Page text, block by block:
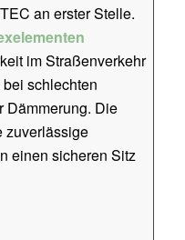
an erster Stelle.
im Straßenverkehr
schlechten
Dämmerung. Die
einen sicheren Sitz